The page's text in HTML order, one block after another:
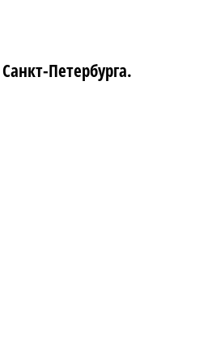
Петербурга.